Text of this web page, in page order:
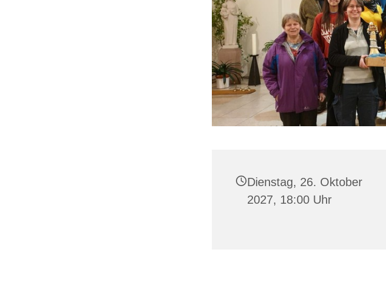
Dienstag, 26. Oktober
2027, 18:00 Uhr